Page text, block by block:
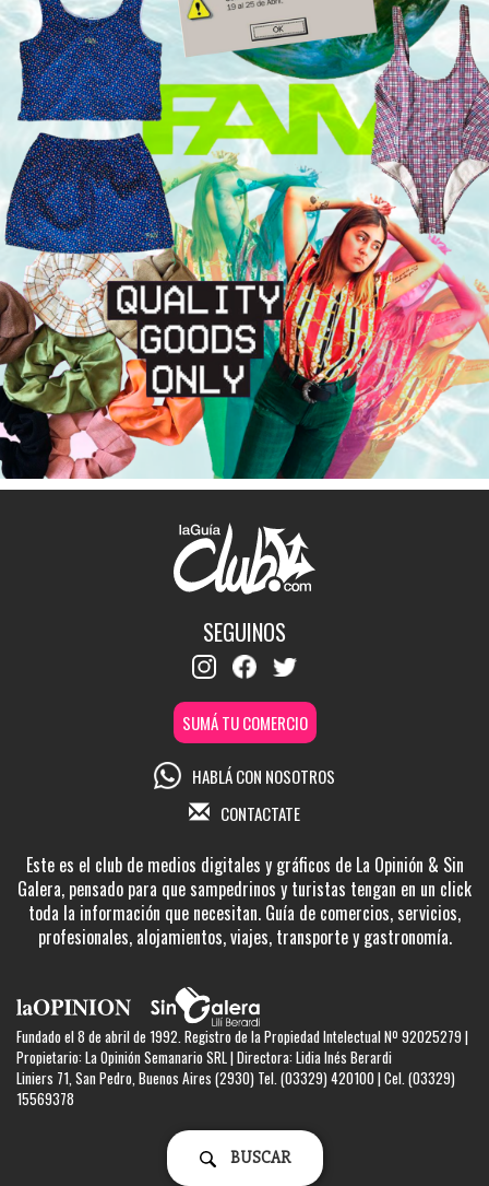
SEGUINOS
SUMÁ TU COMERCIO
HABLÁ CON NOSOTROS
CONTACTATE
Este es el club de medios digitales y gráficos de La Opinión & Sin
Galera, pensado para que sampedrinos y turistas tengan en un click
toda la información que necesitan. Guía de comercios, servicios,
profesionales, alojamientos, viajes, transporte y gastronomía.
Fundado el 8 de abril de 1992. Registro de la Propiedad Intelectual Nº 92025279 |
Propietario: La Opinión Semanario SRL | Directora: Lidia Inés Berardi
Liniers 71, San Pedro, Buenos Aires (2930) Tel. (03329) 420100 | Cel. (03329)
15569378
BUSCAR